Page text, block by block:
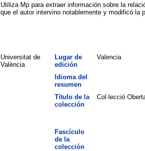
Utiliza Mp para extraer información sobre la
que el autor intervino notablemente y modificó la
Universitat de
València
Lugar de
edición
Valencia
Idioma del
resumen
Título de la
colección
Col·lecció
Fascículo
de la
colección